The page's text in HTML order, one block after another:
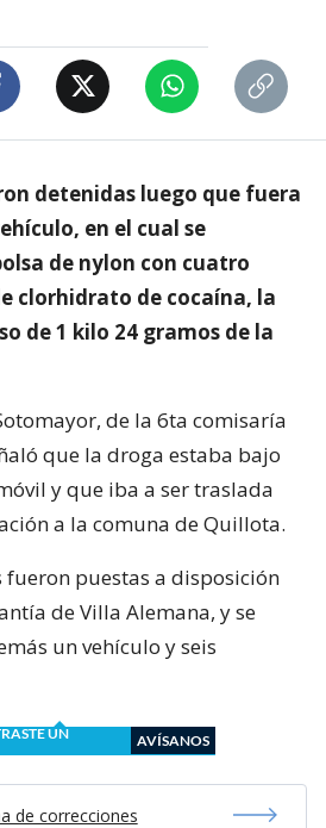
detenidas luego que fuera
en el cual se
de nylon con cuatro
clorhidrato de cocaína, la
de 1 kilo 24 gramos de la
de la 6ta comisaría
que la droga estaba bajo
y que iba a ser traslada
a la comuna de Quillota.
fueron puestas a disposición
de Villa Alemana, y se
un vehículo y seis
UN
AVÍSANOS
de correcciones